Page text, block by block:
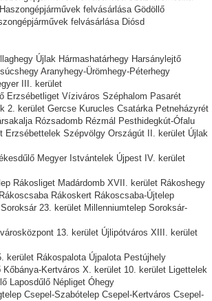
felvásárlása Gödöllő
felvásárlása Diósd
Újlak Hármashatárhegy Harsánylejtő
Aranyhegy-Ürömhegy-Péterhegy
III. kerület
Erzsébetliget Víziváros Széphalom Pasarét
2. kerület Gercse Kurucles Csatárka Petneházyrét
Rózsadomb Rézmál Pesthidegkút-Ófalu
Erzsébettelek Szépvölgy Országút II. kerület Újlak
Megyer Istvántelek Újpest IV. kerület
Rákosliget Madárdomb XVII. kerület Rákoshegy
Rákoskert Rákoscsaba-Újtelep
23. kerület Millenniumtelep Soroksár-
13. kerület Újlipótváros XIII. kerület
kerület Rákospalota Újpalota Pestújhely
Kertváros X. kerület 10. kerület Ligettelek
Laposdűlő Népliget Óhegy
Csepel-Szabótelep Csepel-Kertváros Csepel-